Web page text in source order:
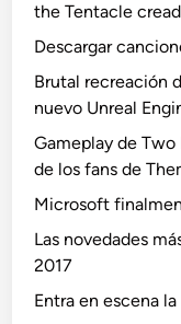
the Tentacle
Descargar
Brutal recreación
nuevo Unreal
Gameplay de
de los fans de
Microsoft
Las novedades
2017
Entra en escena